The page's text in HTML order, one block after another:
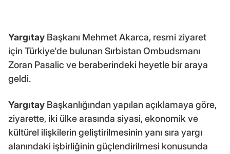
Yargıtay Başkanı Mehmet Akarca, resmi ziyaret
için Türkiye'de bulunan Sırbistan Ombudsmanı
Zoran Pasalic ve beraberindeki heyetle bir araya
geldi.
Yargıtay Başkanlığından yapılan açıklamaya göre,
ziyarette, iki ülke arasında siyasi, ekonomik ve
kültürel ilişkilerin geliştirilmesinin yanı sıra yargı
alanındaki işbirliğinin güçlendirilmesi konusunda